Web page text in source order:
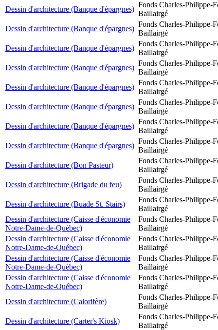
Dessin d'architecture (Banque d'épargnes)
Fonds Charles-Philippe-
Baillairgé
Dessin d'architecture (Banque d'épargnes)
Fonds Charles-Philippe-
Baillairgé
Dessin d'architecture (Banque d'épargnes)
Fonds Charles-Philippe-
Baillairgé
Dessin d'architecture (Banque d'épargnes)
Fonds Charles-Philippe-
Baillairgé
Dessin d'architecture (Banque d'épargnes)
Fonds Charles-Philippe-
Baillairgé
Dessin d'architecture (Banque d'épargnes)
Fonds Charles-Philippe-
Baillairgé
Dessin d'architecture (Banque d'épargnes)
Fonds Charles-Philippe-
Baillairgé
Dessin d'architecture (Banque d'épargnes)
Fonds Charles-Philippe-
Baillairgé
Dessin d'architecture (Bon Pasteur)
Fonds Charles-Philippe-
Baillairgé
Dessin d'architecture (Brigade du feu)
Fonds Charles-Philippe-
Baillairgé
Dessin d'architecture (Buade St. Stairs)
Fonds Charles-Philippe-
Baillairgé
Dessin d'architecture (Caisse d'économie
Notre-Dame-de-Québec)
Fonds Charles-Philippe-
Baillairgé
Dessin d'architecture (Caisse d'économie
Notre-Dame-de-Québec)
Fonds Charles-Philippe-
Baillairgé
Dessin d'architecture (Caisse d'économie
Notre-Dame-de-Québec)
Fonds Charles-Philippe-
Baillairgé
Dessin d'architecture (Caisse d'économie
Notre-Dame-de-Québec)
Fonds Charles-Philippe-
Baillairgé
Dessin d'architecture (Calorifère)
Fonds Charles-Philippe-
Baillairgé
Dessin d'architecture (Carter's Kiosk)
Fonds Charles-Philippe-
Baillairgé